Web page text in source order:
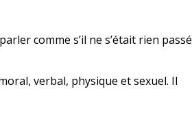
comme s’il ne s’était rien passé
verbal, physique et sexuel. Il